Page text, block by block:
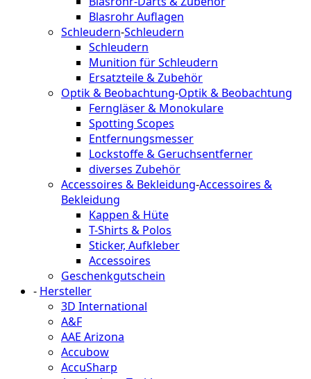
Blasrohr Auflagen
Schleudern-Schleudern
Schleudern
Munition für Schleudern
Ersatzteile & Zubehör
Optik & Beobachtung-Optik & Beobachtung
Ferngläser & Monokulare
Spotting Scopes
Entfernungsmesser
Lockstoffe & Geruchsentferner
diverses Zubehör
Accessoires & Bekleidung-Accessoires &
Bekleidung
Kappen & Hüte
T-Shirts & Polos
Sticker, Aufkleber
Accessoires
Geschenkgutschein
- Hersteller
3D International
A&F
AAE Arizona
Accubow
AccuSharp